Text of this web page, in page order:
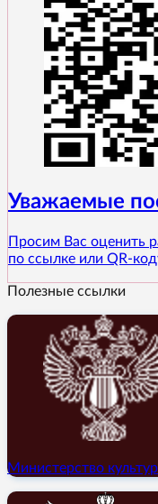
Уважаемые
Просим Вас оценить
по ссылке или QR-
Полезные ссылки
Министерство